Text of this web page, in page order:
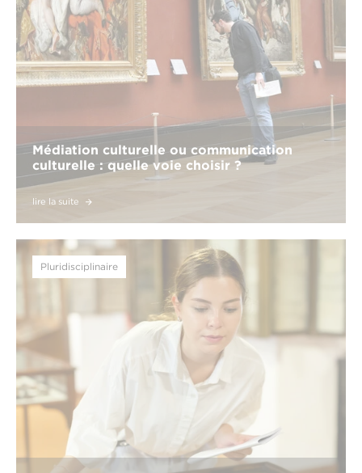
Médiation culturelle ou communication
culturelle : quelle voie choisir ?
lire la suite
Pluridisciplinaire